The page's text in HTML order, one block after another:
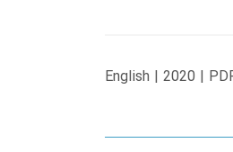
English | 2020 |